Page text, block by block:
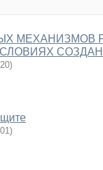
МЕХАНИЗМОВ
)
)